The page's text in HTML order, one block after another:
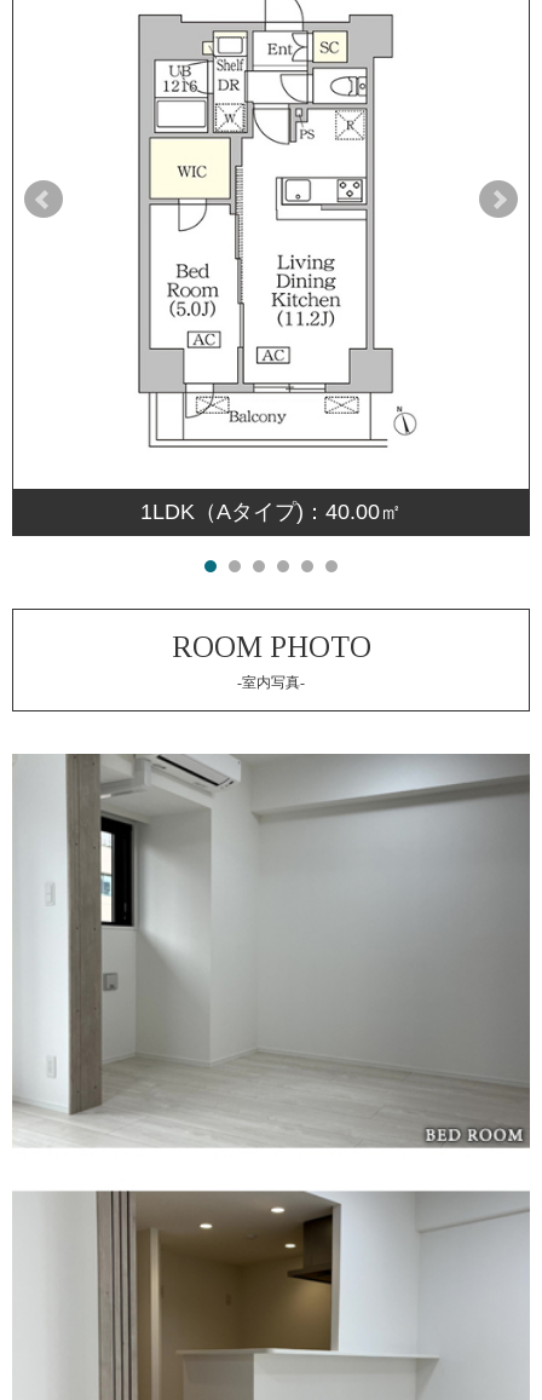
1LDK（Aタイプ)：40.00㎡
-室内写真-